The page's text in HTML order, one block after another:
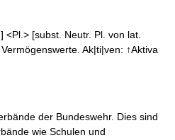
[subst. Neutr. Pl. von lat.
Ak|ti|ven: ↑Aktiva
der Bundeswehr. Dies sind
wie Schulen und